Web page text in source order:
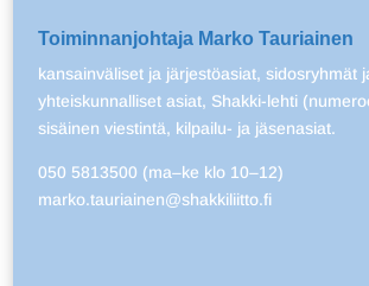
Toiminnanjohtaja Marko Tauriainen
kansainväliset ja järjestöasiat, sidosryhmät
yhteiskunnalliset asiat, Shakki-lehti
sisäinen viestintä, kilpailu- ja jäsenasiat.
050 5813500 (ma–ke klo 10–12)
marko.tauriainen@shakkiliitto.fi